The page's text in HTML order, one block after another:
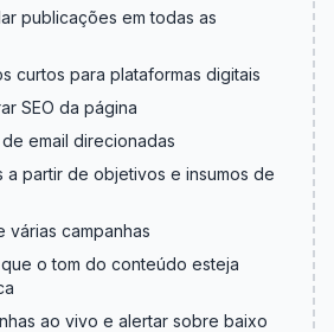
publicações em todas as
curtos para plataformas digitais
SEO da página
email direcionadas
a partir de objetivos e insumos de
várias campanhas
o tom do conteúdo esteja
ao vivo e alertar sobre baixo